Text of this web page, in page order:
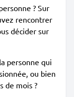
? Sur
rencontrer
décider sur
personne qui
ou bien
de mois ?